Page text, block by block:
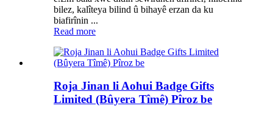
bilez, kalîteya bilind û bihayê erzan da ku
biafirînin ...
Read more
Roja Jinan li Aohui Badge Gifts
Limited (Bûyera Tîmê) Pîroz be